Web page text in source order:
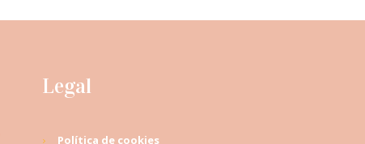
Legal
Política de cookies